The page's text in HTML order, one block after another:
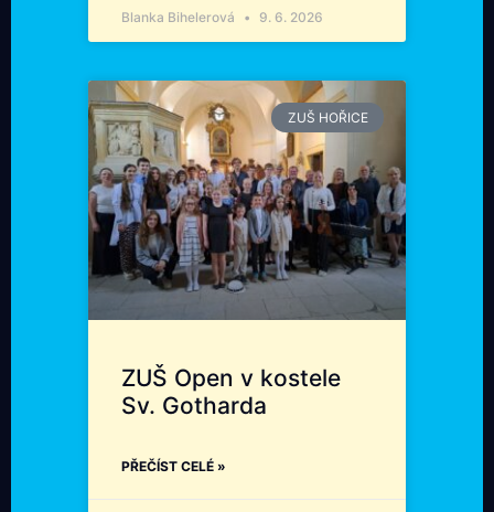
Blanka Bihelerová 9. 6. 2026
ZUŠ HOŘICE
ZUŠ Open v kostele
Sv. Gotharda
PŘEČÍST CELÉ »